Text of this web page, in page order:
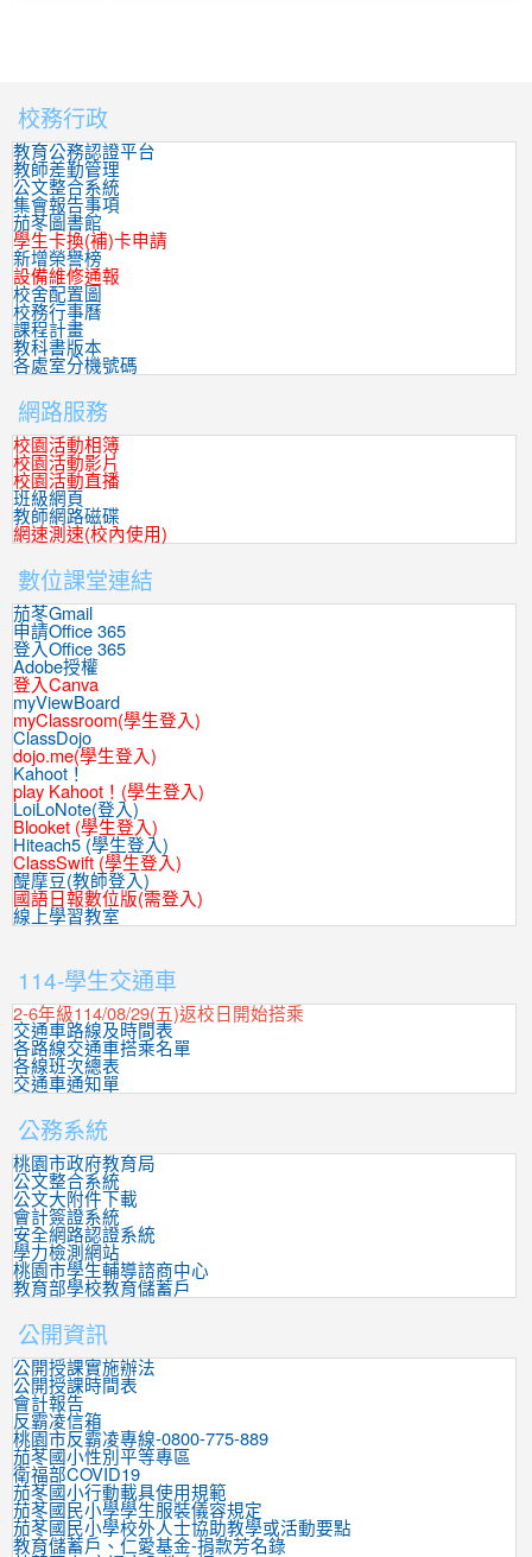
:::
校務行政
教育公務認證平台
教師差勤管理
公文整合系統
集會報告事項
茄苳圖書館
學生卡換(補)卡申請
新增榮譽榜
設備維修通報
校舍配置圖
校務行事曆
課程計畫
教科書版本
各處室分機號碼
網路服務
校園活動相簿
校園活動影片
校園活動直播
班級網頁
教師網路磁碟
網速測速(校內使用)
數位課堂連結
茄苳Gmail
申請Office 365
登入Office 365
Adobe授權
登入Canva
myViewBoard
myClassroom(學生登入)
ClassDojo
dojo.me(學生登入)
Kahoot！
play Kahoot！(學生登入)
LoiLoNote(登入)
Blooket (學生登入)
Hiteach5 (學生登入)
ClassSwift (學生登入)
醍摩豆(教師登入)
國語日報數位版(需登入)
線上學習教室
114-學生交通車
2-6年級114/08/29(五)返校日開始搭乘
交通車路線及時間表
各路線交通車搭乘名單
各線班次總表
交通車通知單
公務系統
桃園市政府教育局
公文整合系統
公文大附件下載
會計簽證系統
安全網路認證系統
學力檢測網站
桃園市學生輔導諮商中心
教育部學校教育儲蓄戶
公開資訊
公開授課實施辦法
公開授課時間表
會計報告
反霸凌信箱
桃園市反霸凌專線-0800-775-889
茄苳國小性別平等專區
衛福部COVID19
茄苳國小行動載具使用規範
茄苳國民小學學生服裝儀容規定
茄苳國民小學校外人士協助教學或活動要點
教育儲蓄戶、仁愛基金-捐款芳名錄